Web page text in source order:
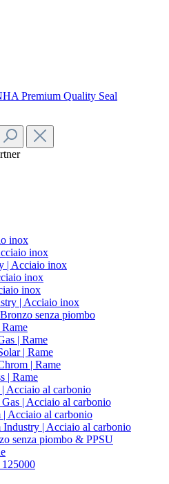
inox
inox
| Acciaio inox
inox
inox
| Acciaio inox
senza piombo
| Rame
| Rame
| Rame
| Rame
| Acciaio al carbonio
| Acciaio al carbonio
Acciaio al carbonio
| Acciaio al carbonio
senza piombo & PPSU